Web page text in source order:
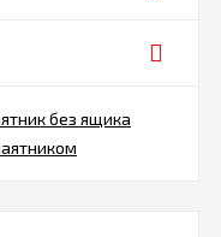
без ящика